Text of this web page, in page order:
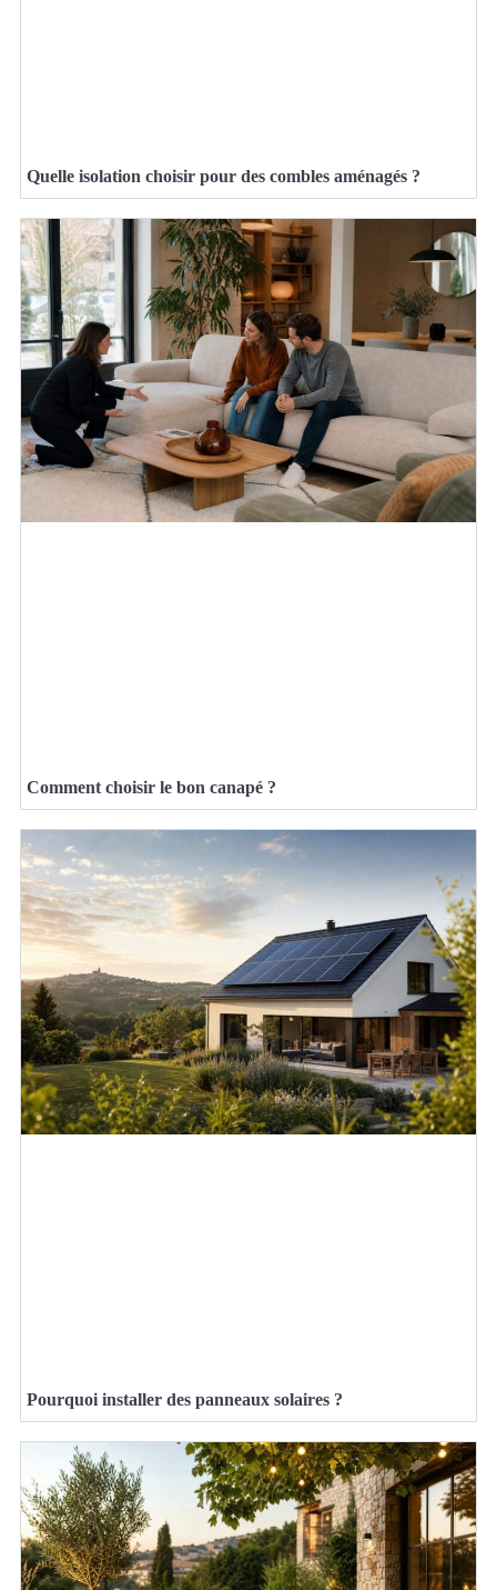
Quelle isolation choisir pour des combles aménagés ?
Comment choisir le bon canapé ?
Pourquoi installer des panneaux solaires ?